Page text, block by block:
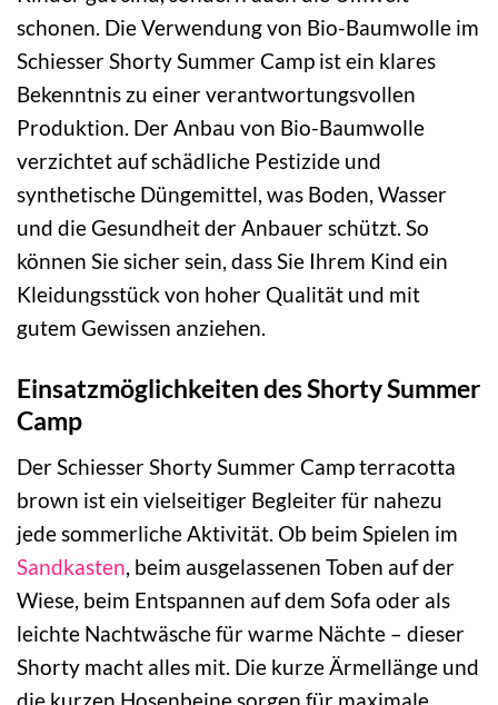
schonen. Die Verwendung von Bio-Baumwolle im
Schiesser Shorty Summer Camp ist ein klares
Bekenntnis zu einer verantwortungsvollen
Produktion. Der Anbau von Bio-Baumwolle
verzichtet auf schädliche Pestizide und
synthetische Düngemittel, was Boden, Wasser
und die Gesundheit der Anbauer schützt. So
können Sie sicher sein, dass Sie Ihrem Kind ein
Kleidungsstück von hoher Qualität und mit
gutem Gewissen anziehen.
Einsatzmöglichkeiten des Shorty Summer
Camp
Der Schiesser Shorty Summer Camp terracotta
brown ist ein vielseitiger Begleiter für nahezu
jede sommerliche Aktivität. Ob beim Spielen im
Sandkasten, beim ausgelassenen Toben auf der
Wiese, beim Entspannen auf dem Sofa oder als
leichte Nachtwäsche für warme Nächte – dieser
Shorty macht alles mit. Die kurze Ärmellänge und
die kurzen Hosenbeine sorgen für maximale